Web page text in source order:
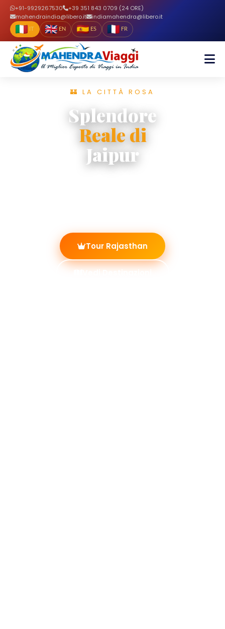
+91-9929267530
+39 351 843 0709 (24 ORE)
mahendraindia@libero.it
indiamahendra@libero.it
IT EN ES FR
🏰 LA CITTÀ ROSA
Splendore
Reale di
Jaipur
Tour Rajasthan